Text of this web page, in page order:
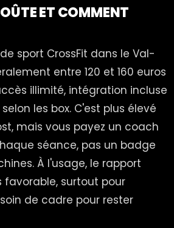
ET COMMENT
sport CrossFit dans le Val-
entre 120 et 160 euros
illimité, intégration incluse
les box. C'est plus élevé
mais vous payez un coach
séance, pas un badge
À l'usage, le rapport
favorable, surtout pour
de cadre pour rester